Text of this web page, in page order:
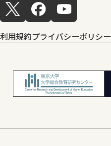
利用規約プライバシーポリシー